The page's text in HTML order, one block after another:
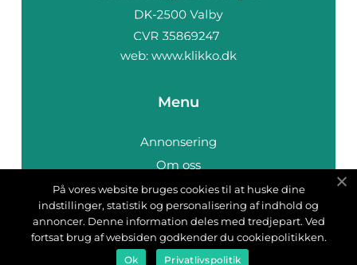
web: www.klikko.dk
Menu
Annonsering
Om oss
Cookies
Kontakta oss
Sitemap
På vores website bruges cookies til at huske dine
indstillinger, statistik og personalisering af indhold og
annoncer. Denne information deles med tredjepart. Ved
fortsat brug af websiden godkender du cookiepolitikken.
Ok Privatlivspolitik